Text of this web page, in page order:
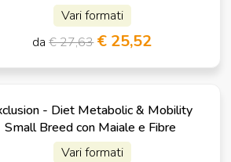
Vari formati
da€ 27,63 € 25,52
- Diet Metabolic & Mobility
Small Breed con Maiale e Fibre
Vari formati